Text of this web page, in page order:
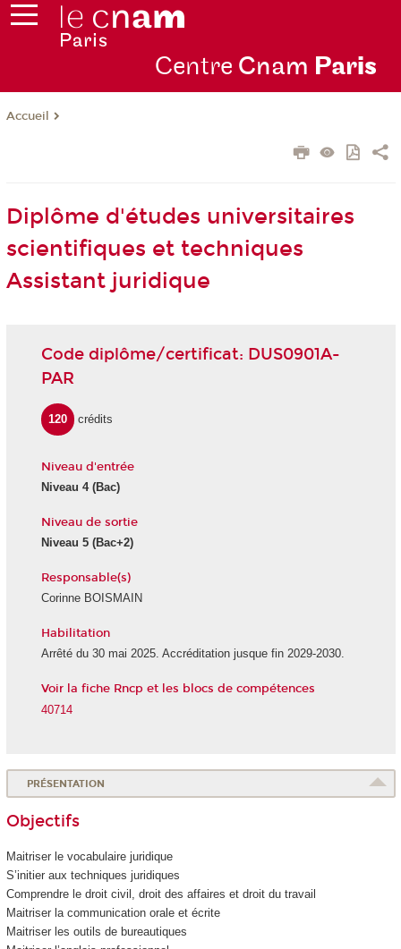
Centre Cnam Paris
Accueil
Diplôme d'études universitaires
scientifiques et techniques
Assistant juridique
Code diplôme/certificat: DUS0901A-
PAR
120 crédits
Niveau d'entrée
Niveau 4(Bac)
Niveau de sortie
Niveau 5(Bac+2)
Responsable(s)
Corinne BOISMAIN
Habilitation
Arrêté du 30 mai 2025. Accréditation jusque fin 2029-2030.
Voir la fiche Rncp et les blocs de compétences
40714
PRÉSENTATION
Objectifs
Maitriser le vocabulaire juridique
S’initier aux techniques juridiques
Comprendre le droit civil, droit des affaires et droit du travail
Maitriser la communication orale et écrite
Maitriser les outils de bureautiques